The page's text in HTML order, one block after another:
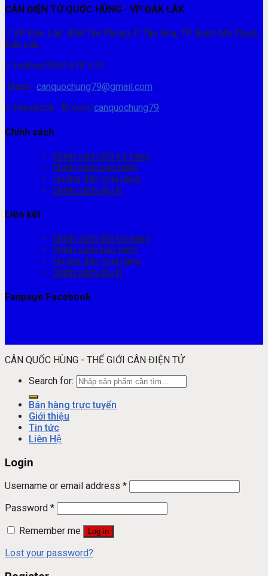
CÂN ĐIỆN TỬ QUỐC HÙNG - VP ĐĂK LĂK
VP Đăk Lăk: A58 Tân Phong, P. Tân Hòa, TP. Buôn Ma Thuột,
Đăk Lăk.
Hotline:0394 579 579
Email : canquochung79@gmail.com
Facebook : fb.com/canquochung79
Chính sách
Chính sách đổi trả hàng
Chính sách bảo hành
Hướng dẫn mua hàng
Chính sách đại lý
Liên kết
Chính sách đổi trả hàng
Chính sách bảo hành
Hướng dẫn mua hàng
Chính sách đại lý
Fanpage Facebook
CÂN QUỐC HÙNG - THẾ GIỚI CÂN ĐIỆN TỬ
Search for:
Bán hàng trực tuyến
Giới thiệu
Tin tức
Liên Hệ
Login
Username or email address *
Password *
Remember me
Log in
Lost your password?